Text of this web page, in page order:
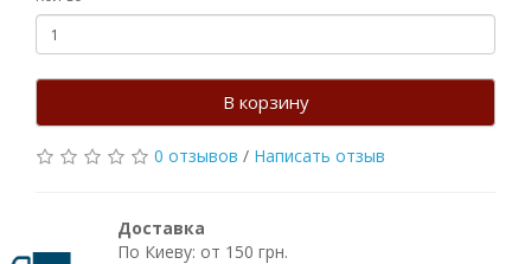
В корзину
0 отзывов / Написать отзыв
Доставка
По Киеву: от 150 грн.